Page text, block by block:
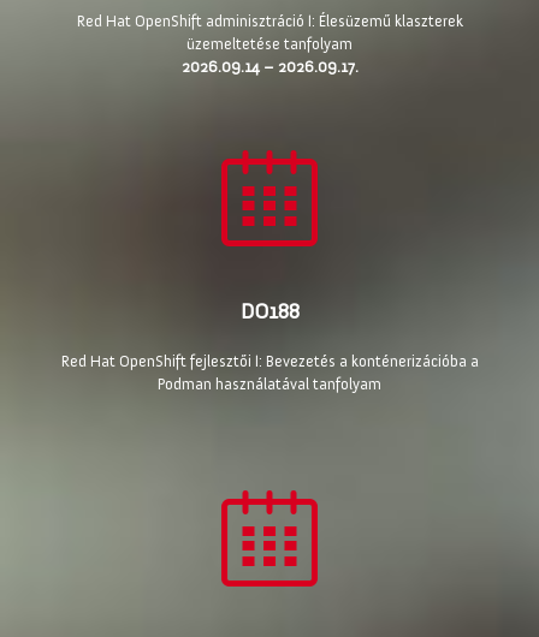
Red Hat OpenShift adminisztráció I: Élesüzemű klaszterek
üzemeltetése tanfolyam
2026.09.14 – 2026.09.17.
DO188
Red Hat OpenShift fejlesztői I: Bevezetés a konténerizációba a
Podman használatával tanfolyam